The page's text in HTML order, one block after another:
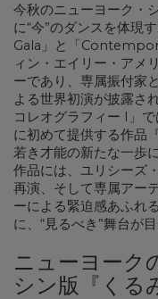
今秋のニューヨーク・
に“今”のダンスを体現
Gala」と「
ィン・エイリー・アメ
ーであり、専属振付家
よる世界初演が披露さ
コレオグラフィー I」
に初めて提供する作品
若き才能の新たな一歩
作品には、ユリシーズ
再演、そして専属アー
ーによる緊迫感あふれ
に、“見るべき”舞台が
ニューヨーク
シン版『くる